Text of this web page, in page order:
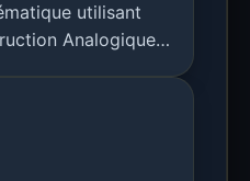
utilisant
Analogiques
et
en Électronique